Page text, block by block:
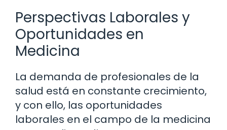
Perspectivas Laborales y
Oportunidades en
Medicina
La demanda de profesionales de la
salud está en constante crecimiento,
y con ello, las oportunidades
laborales en el campo de la medicina